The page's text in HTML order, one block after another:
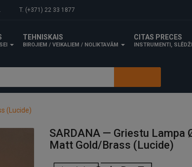
T. (+371) 22 33 1877
TEHNISKAIS
BIROJIEM / VEIKALIEM / NOLIKTAVĀM
CITAS PRECES
INSTRUMENTI,
(Lucide)
SARDANA — Griestu Lampa
Matt Gold/brass (Lucide)